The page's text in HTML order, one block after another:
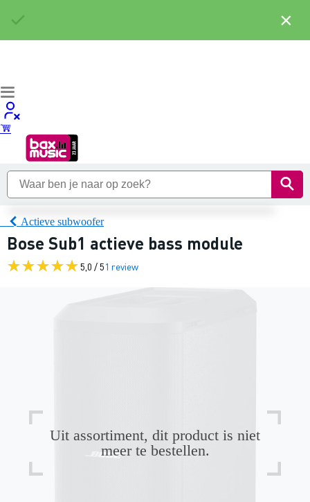
Actieve subwoofer
Bose Sub1 actieve bass module
5,0 / 51 review
Uit assortiment, dit product is niet
meer te bestellen.
×